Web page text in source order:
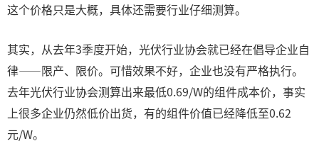
这个价格只是大概，具体还需要行业仔细测算。
其实，从去年3季度开始，光伏行业协会就已经在倡导企业自
律——限产、限价。可惜效果不好，企业也没有严格执行。
去年光伏行业协会测算出来最低0.69/W的组件成本价，事实
上很多企业仍然低价出货，有的组件价值已经降低至0.62
元/W。